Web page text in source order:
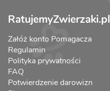
RatujemyZwierzaki.pl
Załóż konto Pomagacza
Regulamin
Polityka prywatności
FAQ
Potwierdzenie darowizn